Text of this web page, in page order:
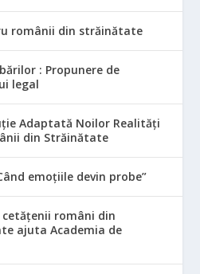
românii din străinătate
: Propunere de
legal
Adaptată Noilor Realități
din Străinătate
emoțiile devin probe”
români din
ajuta Academia de